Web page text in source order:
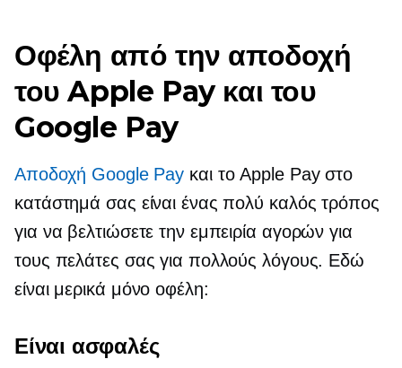
Οφέλη από την αποδοχή
του Apple Pay και του
Google Pay
Αποδοχή Google Pay και το Apple Pay στο
κατάστημά σας είναι ένας πολύ καλός τρόπος
για να βελτιώσετε την εμπειρία αγορών για
τους πελάτες σας για πολλούς λόγους. Εδώ
είναι μερικά μόνο οφέλη:
Είναι ασφαλές